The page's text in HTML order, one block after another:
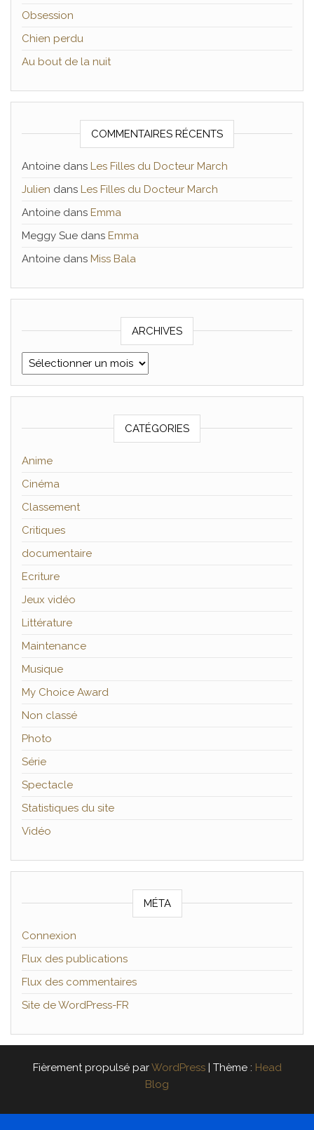
Obsession
Chien perdu
Au bout de la nuit
COMMENTAIRES RÉCENTS
Antoine dans Les Filles du Docteur March
Julien dans Les Filles du Docteur March
Antoine dans Emma
Meggy Sue dans Emma
Antoine dans Miss Bala
ARCHIVES
Archives
CATÉGORIES
Anime
Cinéma
Classement
Critiques
documentaire
Ecriture
Jeux vidéo
Littérature
Maintenance
Musique
My Choice Award
Non classé
Photo
Série
Spectacle
Statistiques du site
Vidéo
MÉTA
Connexion
Flux des publications
Flux des commentaires
Site de WordPress-FR
Fièrement propulsé parWordPress Thème : Head
Blog